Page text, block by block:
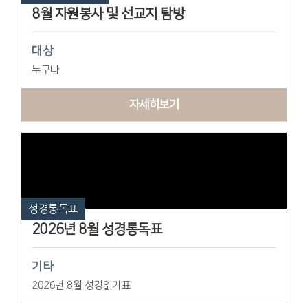
8월 자원봉사 및 선교지 탐방
대상
누구나
자세히보기
성경통독표
2026년 8월 성경통독표
기타
2026년 8월 성경읽기표